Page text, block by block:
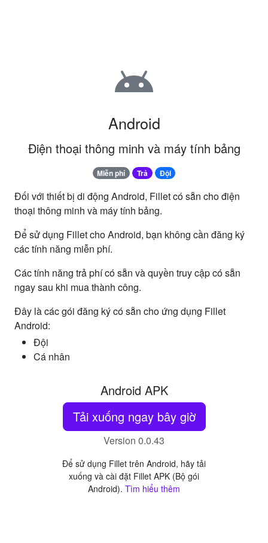
Android
Điện thoại thông minh và máy tính bảng
Miễn phí Trả Đội
Đối với thiết bị di động Android, Fillet có sẵn cho điện
thoại thông minh và máy tính bảng.
Để sử dụng Fillet cho Android, bạn không cần đăng ký
các tính năng miễn phí.
Các tính năng trả phí có sẵn và quyền truy cập có sẵn
ngay sau khi mua thành công.
Đây là các gói đăng ký có sẵn cho ứng dụng Fillet
Android:
Đội
Cá nhân
Android APK
Tải xuống ngay bây giờ
Version 0.0.43
Để sử dụng Fillet trên Android, hãy tải
xuống và cài đặt Fillet APK (Bộ gói
Android). Tìm hiểu thêm